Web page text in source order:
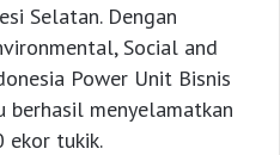
Selatan. Dengan
Social and
Power Unit Bisnis
berhasil menyelamatkan
ekor tukik.